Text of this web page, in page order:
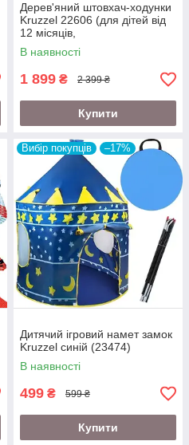
Дерев'яний штовхач-ходунки
Kruzzel 22606 (для дітей від
12 місяців,
багатофункціональний,
натуральне дерево)
В наявності
1 899 ₴ 2 399 ₴
Купити
Вибір покупців –17%
Дитячий ігровий намет замок
Kruzzel синій (23474)
В наявності
499 ₴ 599 ₴
Купити